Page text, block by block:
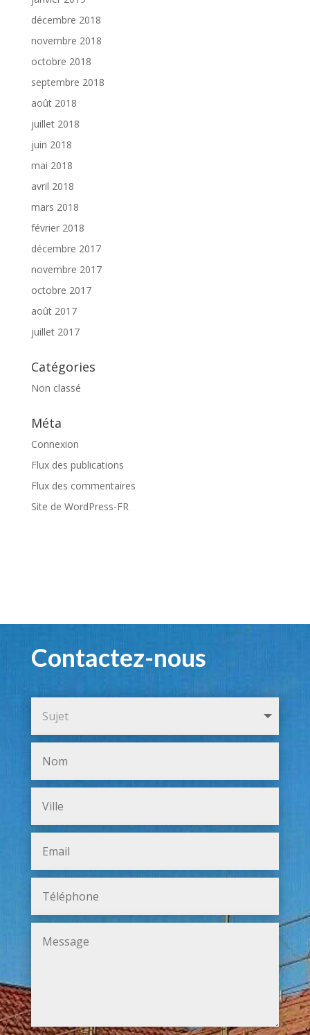
décembre 2018
novembre 2018
octobre 2018
septembre 2018
août 2018
juillet 2018
juin 2018
mai 2018
avril 2018
mars 2018
février 2018
décembre 2017
novembre 2017
octobre 2017
août 2017
juillet 2017
Catégories
Non classé
Méta
Connexion
Flux des publications
Flux des commentaires
Site de WordPress-FR
Contactez-nous